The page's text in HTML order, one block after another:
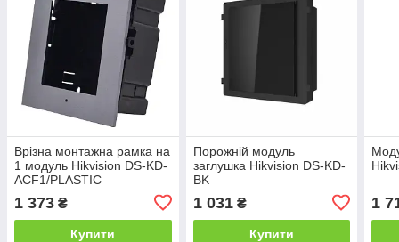
Врізна монтажна рамка на
1 модуль Hikvision DS-KD-
ACF1/PLASTIC
1 373 ₴
Купити
Порожній модуль
заглушка Hikvision DS-KD-
BK
1 031₴
Купити
1